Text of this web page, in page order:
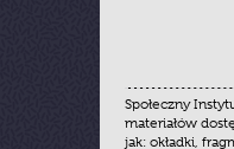
Społeczny
materiałów
jak: okładki,